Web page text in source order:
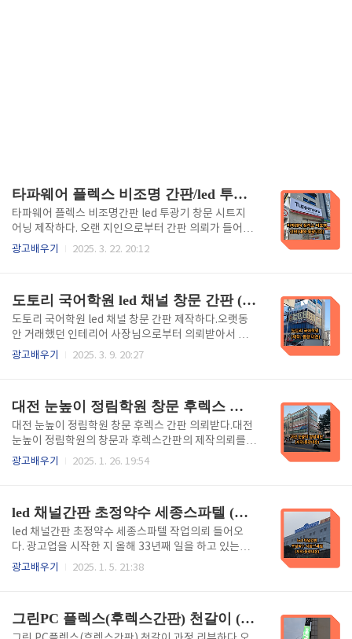
타파웨어 플렉스 비조명 간판/led 투광기/창문 시트지/어닝(제작:동광네온)
타파웨어 플렉스 비조명간판 led 투광기 창문 시트지
어닝 제작하다. 오랜 지인으로부터 간판 의뢰가 들어왔
습니다. 1992년에 일을 시작하여 32년째 이 업종에서
제작하였는데 이과정을 리뷰해 봅니다. 1. 플렉스 비조
명 간판플렉스 비조명 간판은 플렉스 소재를 사용하여
제작된 것으로, 주로 외부 광고나 상업적 용도로 사용됩
니다. 이것은 조명이 없는 형태로, 낮에만 시각적으로
효과적입니다. 플렉스 소재는 내구성이 뛰어나고 다양
용도 상대적으로 ..
광고배우기 2025. 3. 22. 20:12
도토리 국어학원 led 채널 창문 간판 (제작: 동광 네온)
도토리 국어학원 led 채널 창문 간판 제작하다.오랫동
안 거래했던 인테리어 사장님으로부터 의뢰받아서 작
업을 하게 되었습니다. 1992년에 광고업을 시작하여
채널 간판이란 LED 채널 간판은 주로 상업적 용도로 사
용되는 광고 간판의 일종으로, LED 조명이 내장된 금속
또는 아크릴 재질의 구조물입니다. 이 간판은 다음과 같
은 특징을 가지고 있습니다. 가시성:LED 조명이 사용
되어 낮과 밤 모두에서 높은 가시성을 제공합니다디자
에너지 ..
광고배우기 2025. 3. 9. 20:27
대전 눈높이 정림학원 창문 후렉스 간판 (제작:동광네온)
대전 눈높이 정림학원 창문 후렉스 간판 의뢰받다.대전
눈높이 정림학원의 창문과 후렉스간판의 제작의뢰를
받았습니다. 33년 된 사장님은 디자인부터 시공까지 원
란?창문간판은 상점이나 사업체의 창문에 부착되는 것
으로, 주로 광고, 정보 제공, 또는 브랜드 인식을 위해 사
용됩니다. 보통 투명한 재질이나 비닐을 사용하여 창문
에 붙이거나, 내부에서 외부를 향해 부착하는 방식으로
제작됩니다. 창문간판은 고객의 시선을 끌고, 상점의 특
쉽게 끌 수 있습니다...
광고배우기 2025. 1. 26. 19:54
led 채널간판 초정약수 세종스파텔 (제작:동광네온)
led 채널간판 초정약수 세종스파텔 작업의뢰 들어오
다. 광고업을 시작한 지 올해 33년째 일을 하고 있는데
어떻게 알고 전화하였는지 이번에는 초정약수 세종스
다. 1. led 채널간판이란?LED 채널간판은 주로 상업적
광고배우기 2025. 1. 5. 21:38
그린PC 플렉스(후렉스간판) 천갈이 (제작:동광네온)